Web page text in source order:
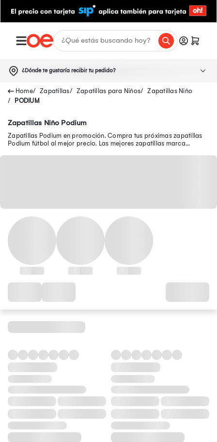
¿Dónde te gustaría recibir tu pedido?
Zapatillas Zapatillas para Niños
Zapatillas Niño
PODIUM
Zapatillas Niño Podium
Zapatillas Podium en promoción. Compra tus próximas zapatillas
Podium fútbol al mejor precio. Las mejores zapatillas marca